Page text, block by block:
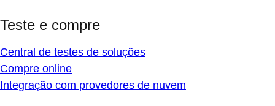
Teste e compre
Central de testes de soluções
Compre online
Integração com provedores de nuvem